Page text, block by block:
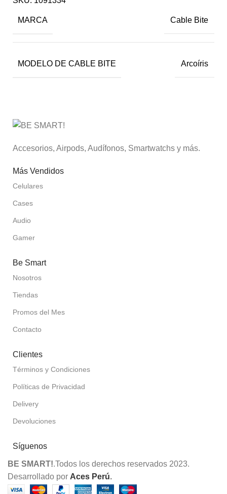
MARCA Cable Bite
MODELO DE CABLE BITE Arcoíris
Accesorios, Airpods, Audífonos, Smartwatchs y más.
Más Vendidos
Celulares
Cases
Audio
Gamer
Be Smart
Nosotros
Tiendas
Promos del Mes
Contacto
Clientes
Términos y Condiciones
Políticas de Privacidad
Delivery
Devoluciones
Síguenos
BE SMART!.Todos los derechos reservados 2023.
Desarrollado por Aces Perú.